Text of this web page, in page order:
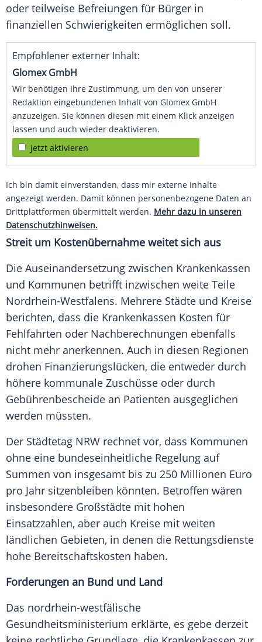
oder teilweise Befreiungen für Bürger in
finanziellen Schwierigkeiten ermöglichen soll.
Empfohlener externer Inhalt:
Glomex GmbH
Wir benötigen Ihre Zustimmung, um den von unserer
Redaktion eingebundenen Inhalt von Glomex GmbH
anzuzeigen. Sie können diesen mit einem Klick anzeigen
lassen und auch wieder deaktivieren.
jetzt aktivieren
Ich bin damit einverstanden, dass mir externe Inhalte
angezeigt werden. Damit können personenbezogene Daten an
Drittplattformen übermittelt werden. Mehr dazu in unseren
Datenschutzhinweisen.
Streit um Kostenübernahme weitet sich aus
Die Auseinandersetzung zwischen Krankenkassen
und Kommunen betrifft inzwischen weite Teile
Nordrhein-Westfalens. Mehrere Städte und Kreise
berichten, dass die Krankenkassen Kosten für
Fehlfahrten oder Nachberechnungen ebenfalls
nicht mehr anerkennen. Auch in diesen Regionen
drohen Finanzierungslücken, die entweder durch
höhere kommunale Zuschüsse oder durch
Gebührenbescheide an Patienten ausgeglichen
werden müssten.
Der Städtetag NRW rechnet vor, dass Kommunen
ohne eine bundeseinheitliche Regelung auf
Summen von insgesamt bis zu 250 Millionen Euro
pro Jahr sitzenbleiben könnten. Betroffen wären
insbesondere Großstädte mit hohen
Einsatzzahlen, aber auch Kreise mit weiten
ländlichen Gebieten, in denen die Rettungsdienste
hohe Bereitschaftskosten haben.
Forderungen an Bund und Land
Das nordrhein-westfälische
Gesundheitsministerium erklärte, es gebe derzeit